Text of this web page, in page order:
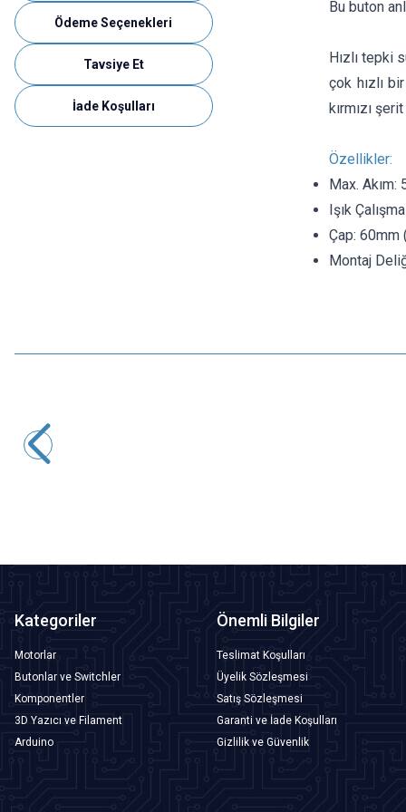
Ödeme Seçenekleri
Tavsiye Et
İade Koşulları
Bu buton
Hızlı tepki
çok hızlı
kırmızı
Özellikler:
Max. Akım:
Işık
Çap: 60mm
Montaj
Kategoriler
Motorlar
Butonlar ve Switchler
Komponentler
3D Yazıcı ve Filament
Arduino
Önemli Bilgiler
Teslimat Koşulları
Üyelik Sözleşmesi
Satış Sözleşmesi
Garanti ve İade Koşulları
Gizlilik ve Güvenlik